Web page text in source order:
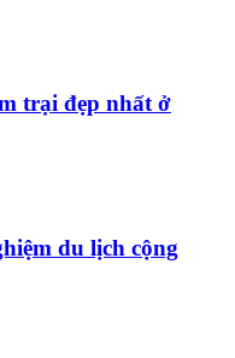
trại đẹp nhất ở
du lịch cộng